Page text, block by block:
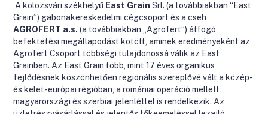
A kolozsvári székhelyű East Grain Srl. (a továbbiakban “East
Grain”) gabonakereskedelmi cégcsoport és a cseh
AGROFERT a.s.(a továbbiakban „Agrofert”) átfogó
befektetési megállapodást kötött, aminek eredményeként az
Agrofert Csoport többségi tulajdonossá válik az East
Grainben. Az East Grain több, mint 17 éves organikus
fejlődésnek köszönhetően regionális szereplővé vált a közép-
és kelet-európai régióban, a romániai operáció mellett
magyarországi és szerbiai jelenléttel is rendelkezik. Az